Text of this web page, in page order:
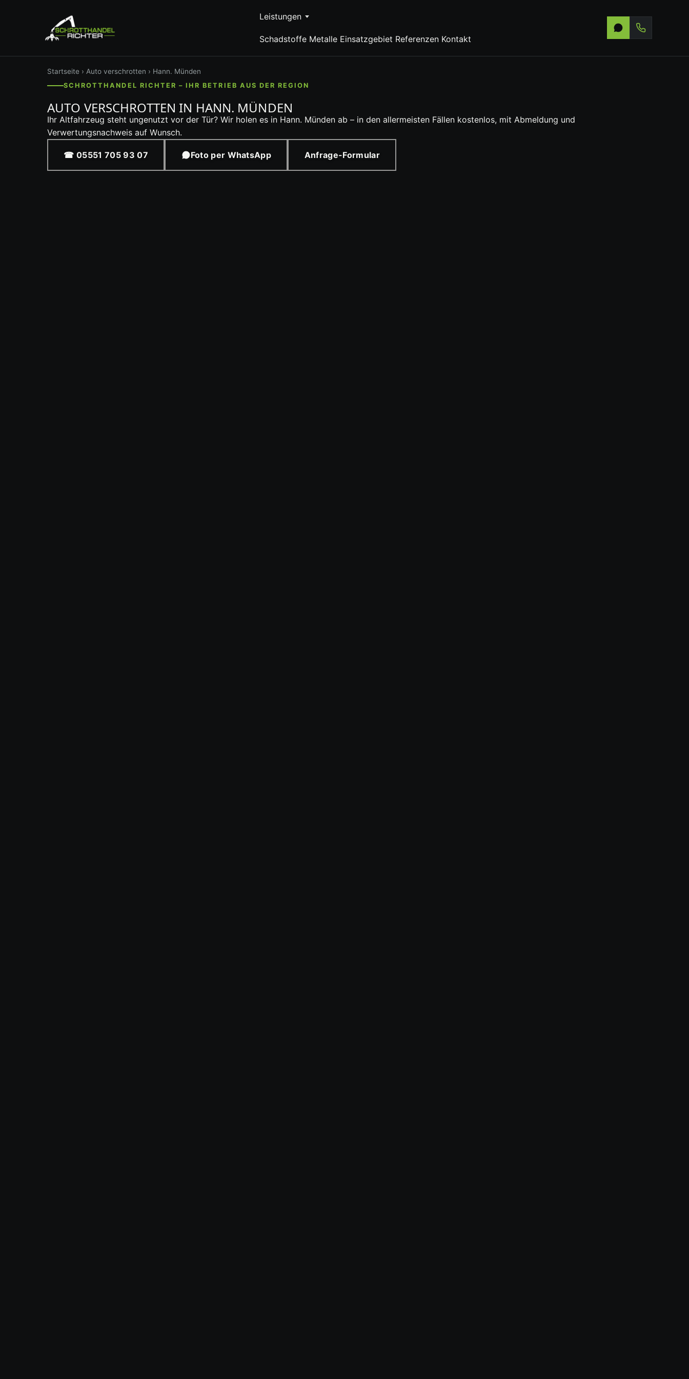
Leistungen
Schadstoffe Metalle Einsatzgebiet Referenzen Kontakt
Startseite › Auto verschrotten › Hann. Münden
SCHROTTHANDEL RICHTER – IHR BETRIEB AUS DER REGION
AUTO VERSCHROTTEN IN HANN. MÜNDEN
Ihr Altfahrzeug steht ungenutzt vor der Tür? Wir holen es in Hann. Münden ab – in den allermeisten Fällen kostenlos, mit Abmeldung und
Verwertungsnachweis auf Wunsch.
☎ 05551 705 93 07 Foto per WhatsApp Anfrage-Formular